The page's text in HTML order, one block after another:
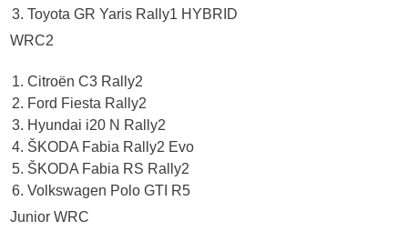
Toyota GR Yaris Rally1 HYBRID
WRC2
Citroën C3 Rally2
Ford Fiesta Rally2
Hyundai i20 N Rally2
ŠKODA Fabia Rally2 Evo
ŠKODA Fabia RS Rally2
Volkswagen Polo GTI R5
Junior WRC